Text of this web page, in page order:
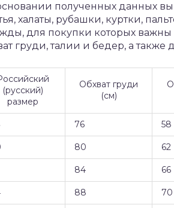
полученных данных
халаты, рубашки, куртки,
для покупки которых важны
груди, талии и бедер, а также
(русский)
размер
Обхват груди
(см)
76 58
80 62
84 66
88 70